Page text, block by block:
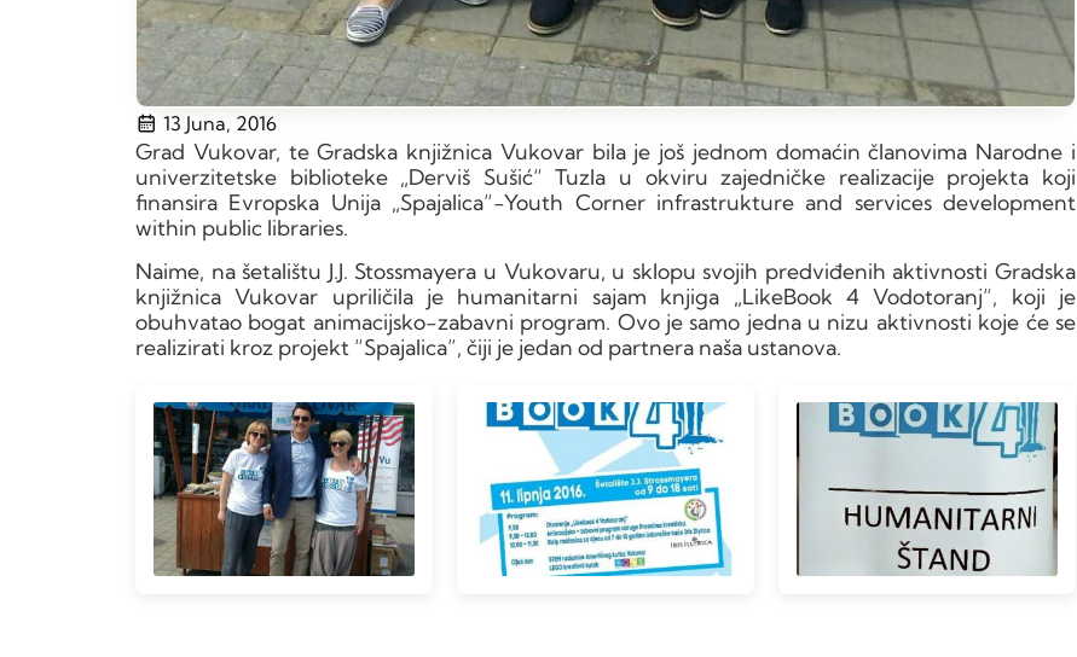
13 Juna, 2016
Grad Vukovar, te Gradska knjižnica Vukovar bila je još jednom domaćin članovima Narodne i
univerzitetske biblioteke „Derviš Sušić“ Tuzla u okviru zajedničke realizacije projekta koji
finansira Evropska Unija „Spajalica“-Youth Corner infrastrukture and services development
within public libraries.
Naime, na šetalištu J.J. Stossmayera u Vukovaru, u sklopu svojih predviđenih aktivnosti Gradska
knjižnica Vukovar upriličila je humanitarni sajam knjiga „LikeBook 4 Vodotoranj“, koji je
obuhvatao bogat animacijsko-zabavni program. Ovo je samo jedna u nizu aktivnosti koje će se
realizirati kroz projekt “Spajalica”, čiji je jedan od partnera naša ustanova.